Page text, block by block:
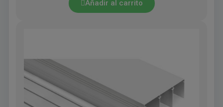
Añadir al carrito